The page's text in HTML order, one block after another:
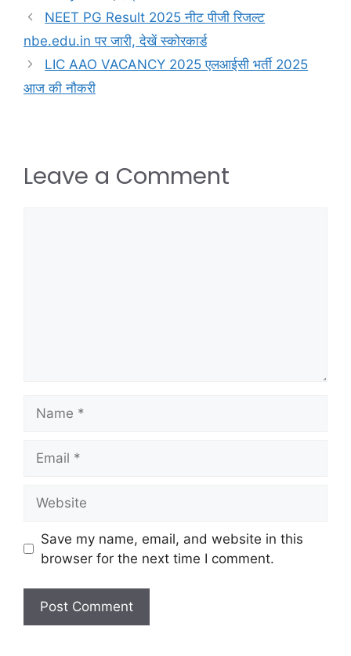
NEET PG Result 2025 नीट पीजी रिजल्ट
nbe.edu.in पर जारी, देखें स्कोरकार्ड
LIC AAO VACANCY 2025 एलआईसी भर्ती 2025
आज की नौकरी
Leave a Comment
Save my name, email, and website in this
browser for the next time I comment.